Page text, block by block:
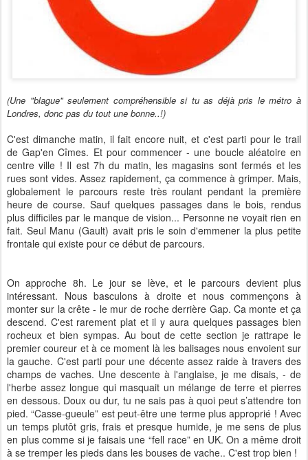
(Une "blague" seulement compréhensible si tu as déjà pris le métro à
Londres, donc pas du tout une bonne..!)
C'est dimanche matin, il fait encore nuit, et c'est parti pour le trail
de Gap'en Cîmes. Et pour commencer - une boucle aléatoire en
centre ville ! Il est 7h du matin, les magasins sont fermés et les
rues sont vides. Assez rapidement, ça commence à grimper. Mais,
globalement le parcours reste très roulant pendant la première
heure de course. Sauf quelques passages dans le bois, rendus
plus difficiles par le manque de vision... Personne ne voyait rien en
fait. Seul Manu (Gault) avait pris le soin d'emmener la plus petite
frontale qui existe pour ce début de parcours.
On approche 8h. Le jour se lève, et le parcours devient plus
intéressant. Nous basculons à droite et nous commençons à
monter sur la crête - le mur de roche derrière Gap. Ca monte et ça
descend. C'est rarement plat et il y aura quelques passages bien
rocheux et bien sympas. Au bout de cette section je rattrape le
premier coureur et à ce moment là les balisages nous envoient sur
la gauche. C'est parti pour une décente assez raide à travers des
champs de vaches. Une descente à l'anglaise, je me disais, - de
l'herbe assez longue qui masquait un mélange de terre et pierres
en dessous. Doux ou dur, tu ne sais pas à quoi peut s’attendre ton
pied. “Casse-gueule” est peut-être une terme plus approprié ! Avec
un temps plutôt gris, frais et presque humide, je me sens de plus
en plus comme si je faisais une “fell race” en UK. On a même droit
à se tremper les pieds dans les bouses de vache.. C'est trop bien !